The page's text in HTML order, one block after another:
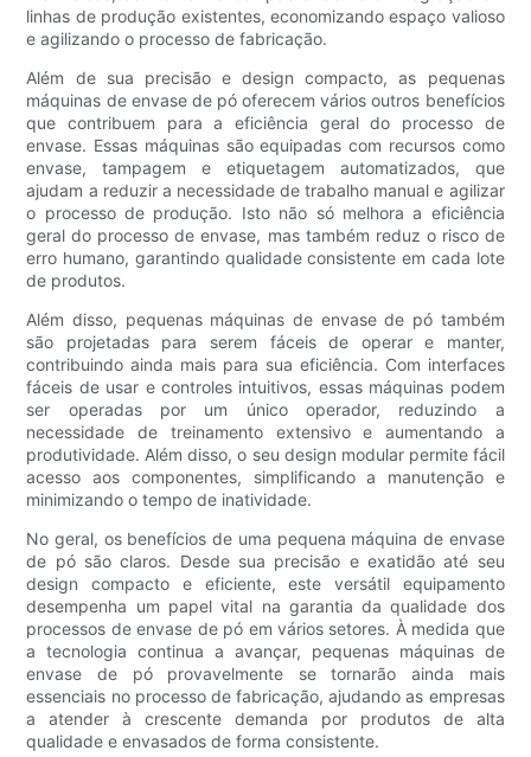
linhas de produção existentes, economizando espaço valioso
e agilizando o processo de fabricação.
Além de sua precisão e design compacto, as pequenas
máquinas de envase de pó oferecem vários outros benefícios
que contribuem para a eficiência geral do processo de
envase. Essas máquinas são equipadas com recursos como
envase, tampagem e etiquetagem automatizados, que
ajudam a reduzir a necessidade de trabalho manual e agilizar
o processo de produção. Isto não só melhora a eficiência
geral do processo de envase, mas também reduz o risco de
erro humano, garantindo qualidade consistente em cada lote
de produtos.
Além disso, pequenas máquinas de envase de pó também
são projetadas para serem fáceis de operar e manter,
contribuindo ainda mais para sua eficiência. Com interfaces
fáceis de usar e controles intuitivos, essas máquinas podem
ser operadas por um único operador, reduzindo a
necessidade de treinamento extensivo e aumentando a
produtividade. Além disso, o seu design modular permite fácil
acesso aos componentes, simplificando a manutenção e
minimizando o tempo de inatividade.
No geral, os benefícios de uma pequena máquina de envase
de pó são claros. Desde sua precisão e exatidão até seu
design compacto e eficiente, este versátil equipamento
desempenha um papel vital na garantia da qualidade dos
processos de envase de pó em vários setores. À medida que
a tecnologia continua a avançar, pequenas máquinas de
envase de pó provavelmente se tornarão ainda mais
essenciais no processo de fabricação, ajudando as empresas
a atender à crescente demanda por produtos de alta
qualidade e envasados ​​de forma consistente.